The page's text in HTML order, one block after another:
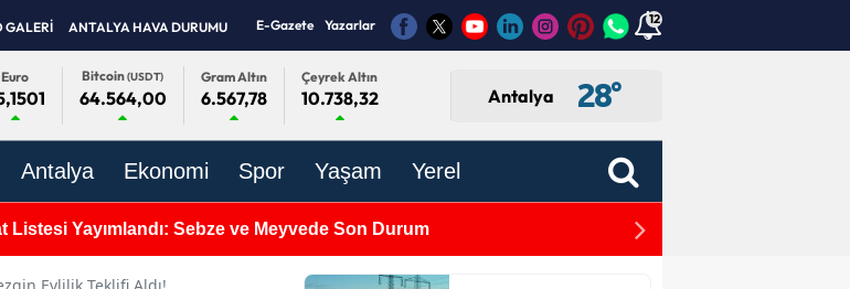
GALERİ ANTALYA HAVA DURUMU E-Gazete Yazarlar 12
Euro Bitcoin(USDT)
64.564,00
Gram Altın
6.567,78
Çeyrek Altın
10.738,32 Antalya 28°
Antalya Ekonomi Spor Yaşam Yerel
Listesi Yayımlandı: Sebze ve Meyvede Son Durum TBMM'de Kabul Edildi: